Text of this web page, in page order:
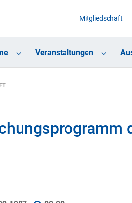
Mitgliedschaft
Veranstaltungen